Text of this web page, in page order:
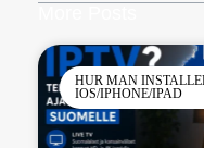
HUR MAN
IOS/IPHONE/IPAD